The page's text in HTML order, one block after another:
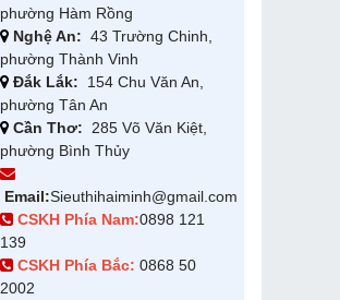
phường Hàm Rồng
Nghệ An: 43 Trường Chinh,
phường Thành Vinh
Đắk Lắk: 154 Chu Văn An,
phường Tân An
Cần Thơ: 285 Võ Văn Kiệt,
phường Bình Thủy
Email:Sieuthihaiminh@gmail.com
CSKH Phía Nam:0898 121
139
CSKH Phía Bắc: 0868 50
2002